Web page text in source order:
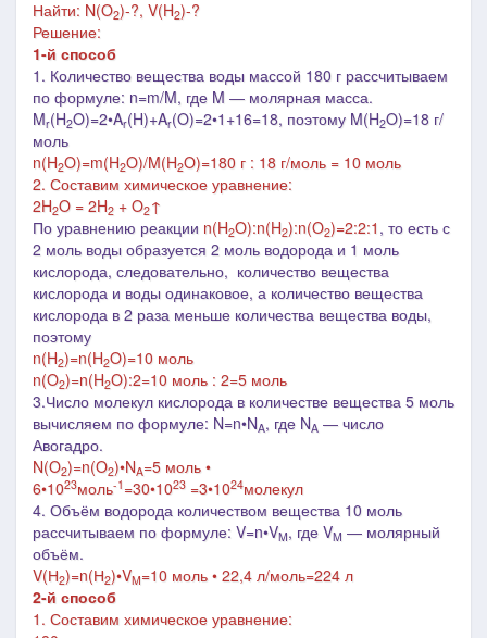
Найти: N(O2)-?, V(H2)-?
Решение:
1-й способ
1. Количество вещества воды массой 180 г рассчитываем
по формуле: n=m/M, где M ― молярная масса.
Mr(H2O)=2•Ar(H)+Ar(O)=2•1+16=18, поэтому M(H2O)=18 г/
моль
n(H2O)=m(H2O)/M(H2O)=180 г : 18 г/моль = 10 моль
2. Составим химическое уравнение:
2H2O = 2H2 + O2↑
По уравнению реакции n(H2O):n(H2):n(O2)=2:2:1 , то есть с
2 моль воды образуется 2 моль водорода и 1 моль
кислорода, следовательно, количество вещества
кислорода и воды одинаковое, а количество вещества
кислорода в 2 раза меньше количества вещества воды,
поэтому
n(H2)=n(H2O)=10 моль
n(O2)=n(H2O):2=10 моль : 2=5 моль
3.Число молекул кислорода в количестве вещества 5 моль
вычисляем по формуле: N=n•NA, где NA ― число
Авогадро.
N(O2)=n(O2)•NA=5 моль •
6•1023моль-1 =30•1023 =3•1024молекул
4. Объём водорода количеством вещества 10 моль
рассчитываем по формуле: V=n•VM, где VM ― молярный
объём.
V(Н2)=n(Н2)•VM=10 моль • 22,4 л/моль=224 л
2-й способ
1. Составим химическое уравнение: